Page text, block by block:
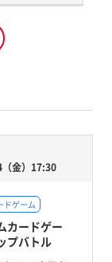
金）17:30
ドゲーム
カードゲー
プバトル